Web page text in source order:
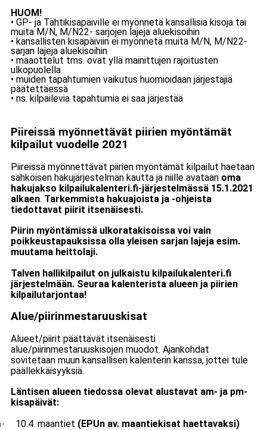
HUOM!
• GP- ja Tähtikisapäiville ei myönnetä kansallisia kisoja tai
muita M/N, M/N22- sarjojen lajeja aluekisoihin
• kansallisten kisapäiviin ei myönnetä muita M/N, M/N22-
sarjan lajeja aluekisoihin
• maaottelut tms. ovat yllä mainittujen rajoitusten
ulkopuolella
• muiden tapahtumien vaikutus huomioidaan järjestäjiä
päätettäessä
• ns. kilpailevia tapahtumia ei saa järjestää
Piireissä myönnettävät piirien myöntämät
kilpailut vuodelle 2021
Piireissä myönnettävät piirien myöntämät kilpailut haetaan
sähköisen hakujärjestelmän kautta ja niille avataan oma
hakujakso kilpailukalenteri.fi-järjestelmässä 15.1.2021
alkaen. Tarkemmista hakuajoista ja -ohjeista
tiedottavat piirit itsenäisesti.
Piirin myöntämissä ulkoratakisoissa voi vain
poikkeustapauksissa olla yleisen sarjan lajeja esim.
muutama heittolaji.
Talven hallikilpailut on julkaistu kilpailukalenteri.fi
järjestelmään. Seuraa kalenterista alueen ja piirien
kilpailutarjontaa!
Alue/piirinmestaruuskisat
Alueet/piirit päättävät itsenäisesti
alue/piirinmestaruuskisojen muodot. Ajankohdat
sovitetaan muun kansallisen kalenterin kanssa, jottei tule
päällekkäisyyksiä.
Läntisen alueen tiedossa olevat alustavat am- ja pm-
kisapäivät:
· 10.4. maantiet (EPUn av. maantiekisat haettavaksi)